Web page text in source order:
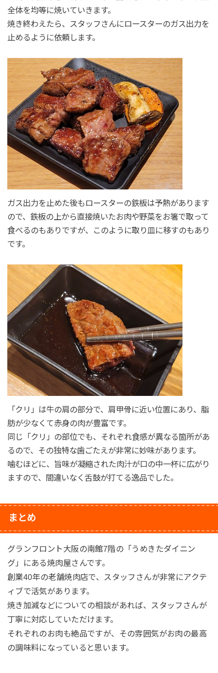
全体を均等に焼いていきます。
焼き終わえたら、スタッフさんにロースターのガス出力を
止めるように依頼します。
ガス出力を止めた後もロースターの鉄板は予熱があります
ので、鉄板の上から直接焼いたお肉や野菜をお箸で取って
食べるのもありですが、このように取り皿に移すのもあり
です。
「クリ」は牛の肩の部分で、肩甲骨に近い位置にあり、脂
肪が少なくて赤身の肉が豊富です。
同じ「クリ」の部位でも、それぞれ食感が異なる箇所があ
るので、その独特な歯ごたえが非常に妙味があります。
噛むほどに、旨味が凝縮された肉汁が口の中一杯に広がり
ますので、間違いなく舌鼓が打てる逸品でした。
まとめ
グランフロント大阪の南館7階の「うめきたダイニン
グ」にある焼肉屋さんです。
創業40年の老舗焼肉店で、スタッフさんが非常にアクテ
ィブで活気があります。
焼き加減などについての相談があれば、スタッフさんが
丁寧に対応していただけます。
それぞれのお肉も絶品ですが、その雰囲気がお肉の最高
の調味料になっていると思います。